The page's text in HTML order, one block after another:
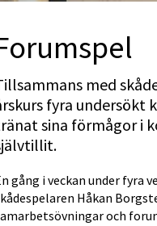
med
fyra undersökt
sina förmågor i
gång i veckan under fyra
Håkan
och